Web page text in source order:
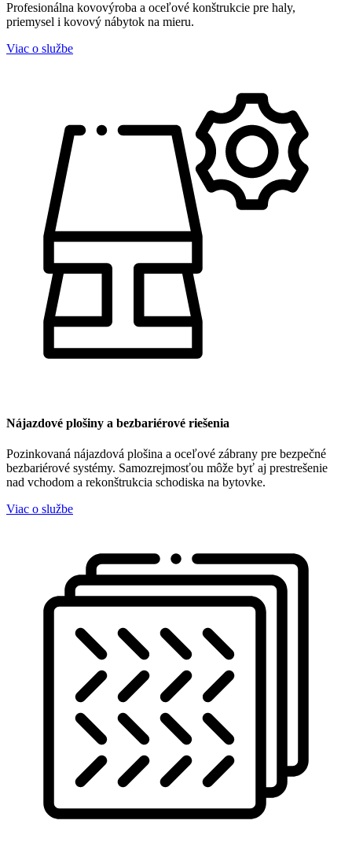
Profesionálna kovovýroba a oceľové konštrukcie pre haly,
priemysel i kovový nábytok na mieru.
Viac o službe
Nájazdové plošiny a bezbariérové riešenia
Pozinkovaná nájazdová plošina a oceľové zábrany pre bezpečné
bezbariérové systémy. Samozrejmosťou môže byť aj prestrešenie
nad vchodom a rekonštrukcia schodiska na bytovke.
Viac o službe